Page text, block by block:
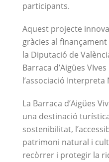
participants.
Aquest projecte
gràcies al
la Diputació de
Barraca d’Aigües
l’associació Interpreta
La Barraca d’Aigües
una destinació
sostenibilitat,
patrimoni natural i
recòrrer i protegir la